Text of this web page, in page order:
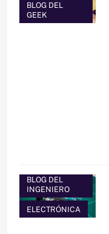
BLOG DEL
GEEK
BLOG DEL
INGENIERO
ELECTRÓNICA